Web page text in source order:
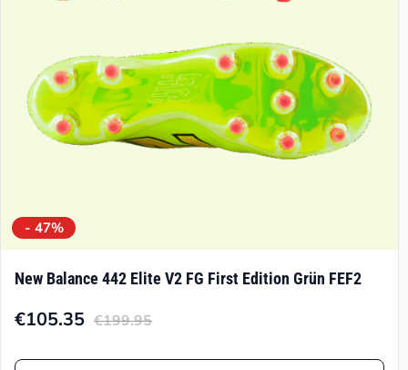
Produktseite
gewählt
werden
- 47%
New Balance 442 Elite V2 FG First Edition Grün FEF2
€199.95
Ursprünglicher
Preis
€105.35
Aktueller
Preis
Dieses